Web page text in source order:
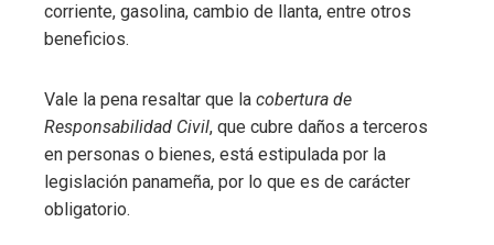
corriente, gasolina, cambio de llanta, entre otros
beneficios.
Vale la pena resaltar que la cobertura de
Responsabilidad Civil, que cubre daños a terceros
en personas o bienes, está estipulada por la
legislación panameña, por lo que es de carácter
obligatorio.